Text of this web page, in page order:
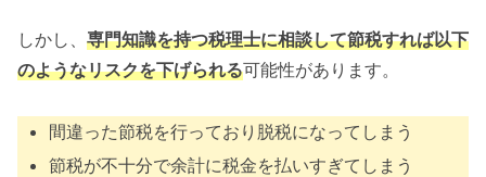
しかし、 専門知識を持つ税理士に相談して節税すれば以下
のようなリスクを下げられる可能性があります。
間違った節税を行っており脱税になってしまう
節税が不十分で余計に税金を払いすぎてしまう